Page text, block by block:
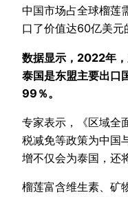
中国市场占全球榴莲
口了价值达60亿美元
数据显示，2022年
泰国是东盟主要出口
99％。
专家表示，《区域全
税减免等政策为中国
增不仅会为泰国，还
榴莲富含维生素、矿